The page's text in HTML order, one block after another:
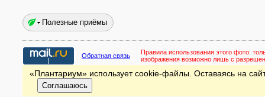
Полезные приёмы
Обратная связь Правила использования этого фото:
изображения возможно лишь с
«Плантариум» использует cookie-файлы. Оставаясь на
Соглашаюсь